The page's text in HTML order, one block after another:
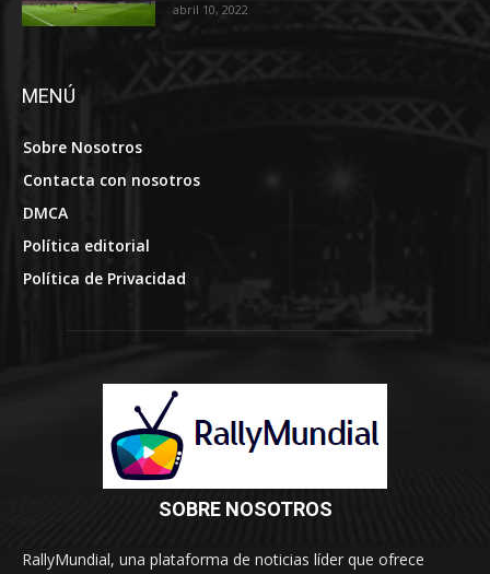
abril 10, 2022
MENÚ
Sobre Nosotros
Contacta con nosotros
DMCA
Política editorial
Política de Privacidad
SOBRE NOSOTROS
RallyMundial, una plataforma de noticias líder que ofrece